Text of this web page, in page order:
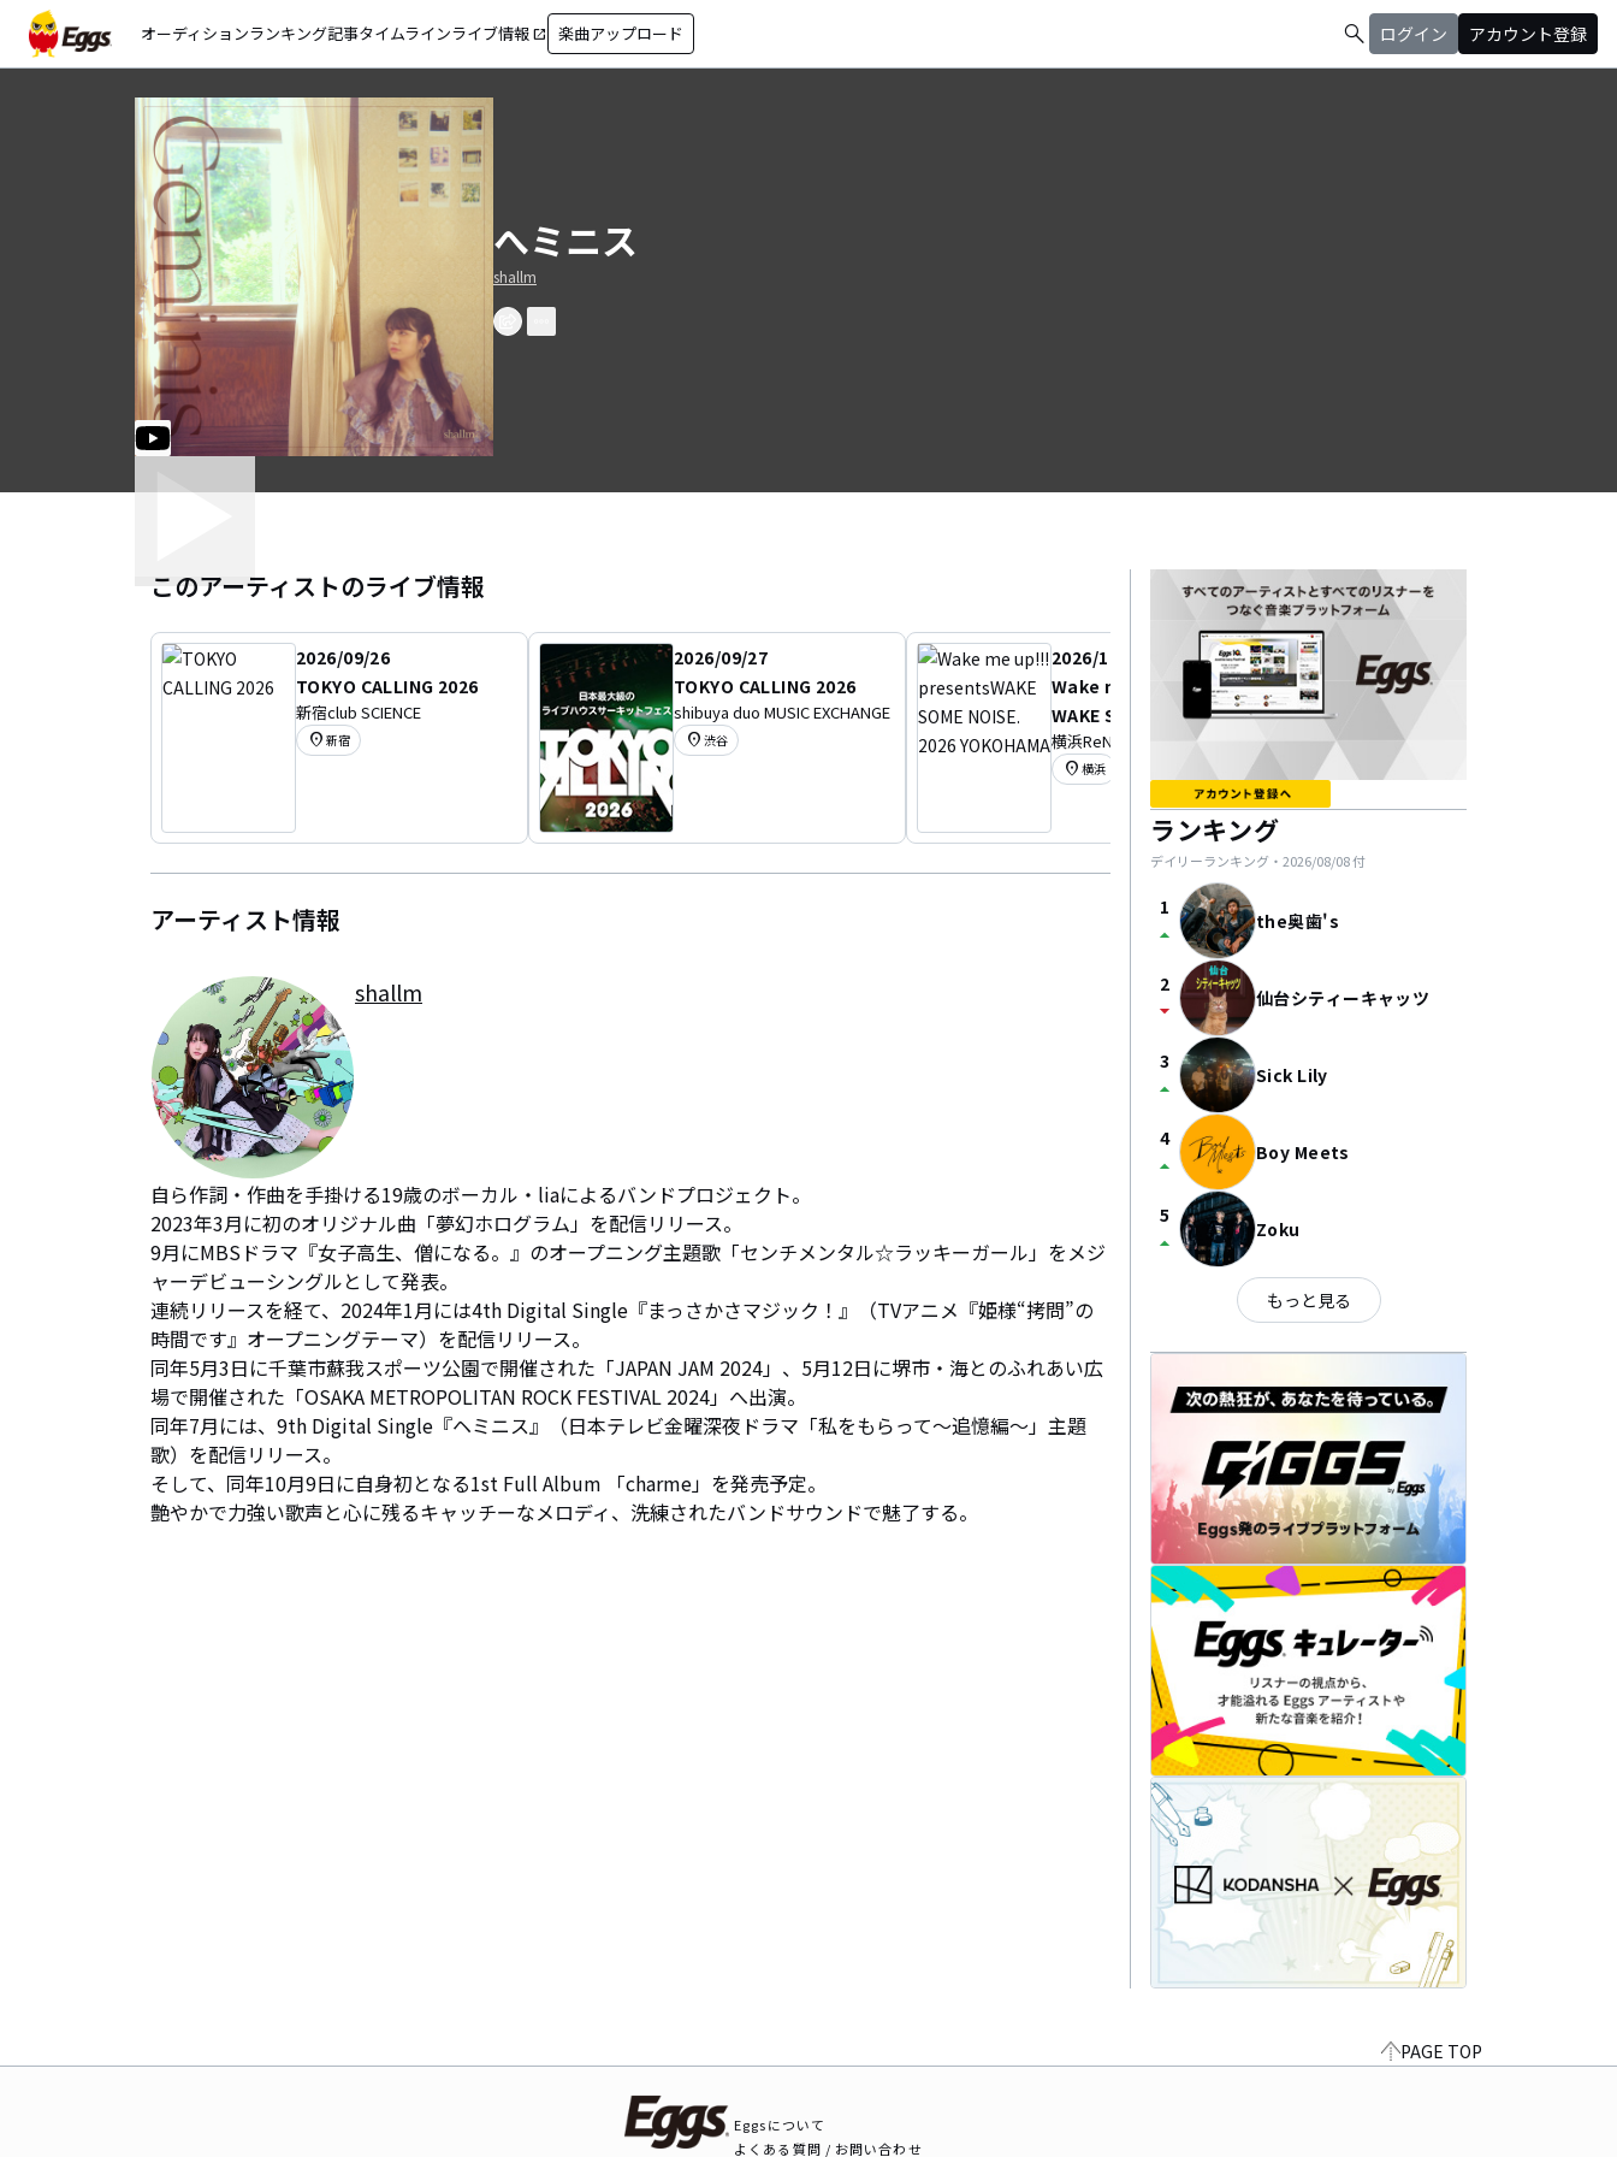
オーディションランキング記事タイムラインライブ情報 open_in_new 楽曲アップロード search ログイン アカウント登録
へミニス
shallm
このアーティストのライブ情報
2026/09/26
TOKYO CALLING 2026
新宿club SCIENCE
location_on 新宿
2026/09/27
TOKYO CALLING 2026
shibuya duo MUSIC EXCHANGE
location_on 渋谷
2026/10/04
Wake me up!!! presents
WAKE SOME NOISE. 2026
YOKOHAMA
横浜ReNY β
location_on 横浜
2026/10/22
shallm EP TOUR
アーティスト情報
shallm
自ら作詞・作曲を手掛ける19歳のボーカル・liaによるバンドプロジェクト。
2023年3月に初のオリジナル曲「夢幻ホログラム」を配信リリース。
9月にMBSドラマ『女子高生、僧になる。』のオープニング主題歌「センチメンタル☆ラッキーガール」をメジ
ャーデビューシングルとして発表。
連続リリースを経て、2024年1月には4th Digital Single『まっさかさマジック！』（TVアニメ『姫様“拷問”の
時間です』オープニングテーマ）を配信リリース。
同年5月3日に千葉市蘇我スポーツ公園で開催された「JAPAN JAM 2024」、5月12日に堺市・海とのふれあい広
場で開催された「OSAKA METROPOLITAN ROCK FESTIVAL 2024」へ出演。
同年7月には、9th Digital Single『ヘミニス』（日本テレビ金曜深夜ドラマ「私をもらって～追憶編～」主題
歌）を配信リリース。
そして、同年10月9日に自身初となる1st Full Album 「charme」を発売予定。
艶やかで力強い歌声と心に残るキャッチーなメロディ、洗練されたバンドサウンドで魅了する。
ランキング
デイリーランキング・ 2026/08/08付
1
arrow_drop_up the奥歯's
2
arrow_drop_down 仙台シティーキャッツ
3
arrow_drop_up Sick Lily
4
arrow_drop_up Boy Meets
5
arrow_drop_up Zoku
もっと見る
PAGE TOP
Eggsについて
よくある質問 / お問い合わせ